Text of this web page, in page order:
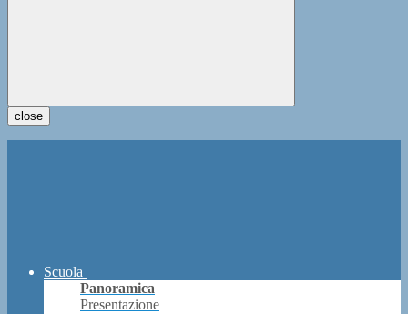
close
Scuola
Panoramica
Presentazione